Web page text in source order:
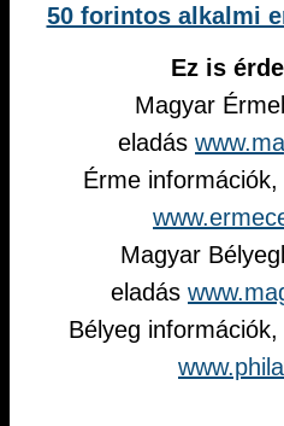
50 forintos alkalmi
Ez is
Magyar
eladás
Érme
Magyar
eladás
Bélyeg